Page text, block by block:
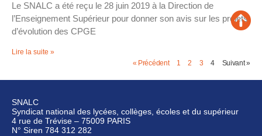
Le SNALC a été reçu le 28 juin 2019 à la Direction de
l’Enseignement Supérieur pour donner son avis sur les projets
d’évolution des CPGE
Lire la suite »
« Précédent
1 2 3 4 Suivant »
SNALC
Syndicat national des lycées, collèges, écoles et du supérieur
4 rue de Trévise – 75009 PARIS
N° Siren 784 312 282